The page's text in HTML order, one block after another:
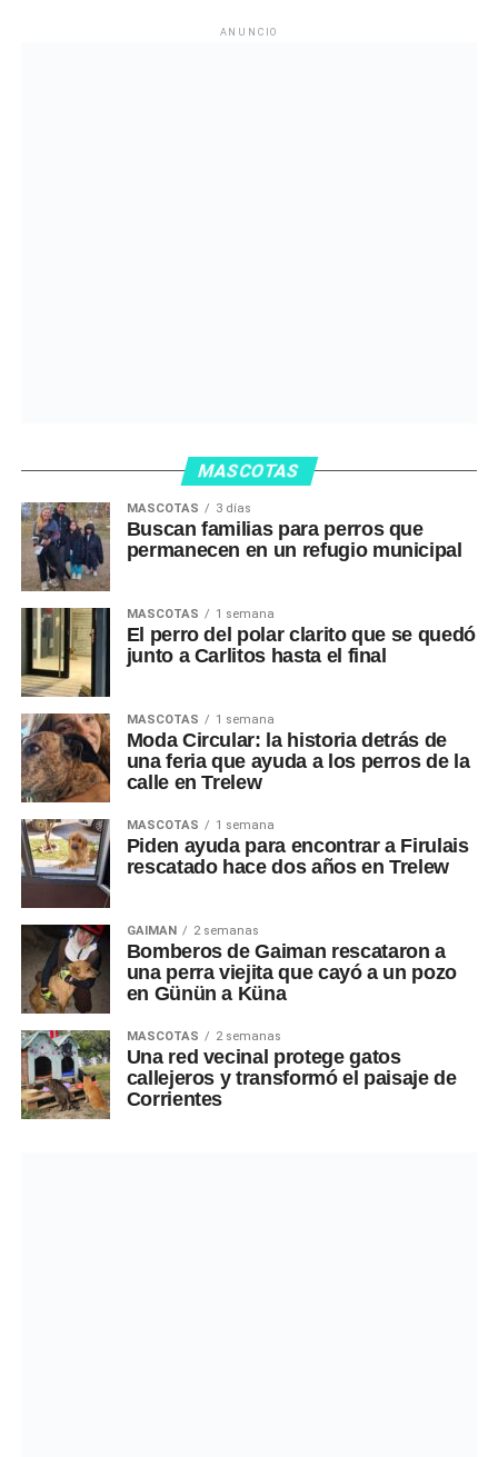
ANUNCIO
MASCOTAS
MASCOTAS 3 días
Buscan familias para perros que
permanecen en un refugio municipal
MASCOTAS 1 semana
El perro del polar clarito que se quedó
junto a Carlitos hasta el final
MASCOTAS 1 semana
Moda Circular: la historia detrás de
una feria que ayuda a los perros de la
calle en Trelew
MASCOTAS 1 semana
Piden ayuda para encontrar a Firulais
rescatado hace dos años en Trelew
GAIMAN 2 semanas
Bomberos de Gaiman rescataron a
una perra viejita que cayó a un pozo
en Günün a Küna
MASCOTAS 2 semanas
Una red vecinal protege gatos
callejeros y transformó el paisaje de
Corrientes